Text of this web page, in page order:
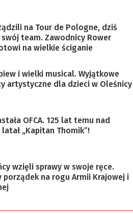
na Tour de Pologne, dziś
swój team. Zawodnicy Rower
na wielkie ściganie
i wielki musical. Wyjątkowe
artystyczne dla dzieci w Oleśnicy
OFCA. 125 lat temu nad
„Kapitan Thomik”!
wzięli sprawy w swoje ręce.
porządek na rogu Armii Krajowej i